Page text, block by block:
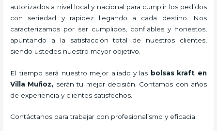
autorizados a nivel local y nacional para cumplir los pedidos
con seriedad y rapidez llegando a cada destino. Nos
caracterizamos por ser cumplidos, confiables y honestos,
apuntando a la satisfacción total de nuestros clientes,
siendo ustedes nuestro mayor objetivo.
El tiempo será nuestro mejor aliado y las bolsas kraft en
Villa Muñoz, serán tu mejor decisión. Contamos con años
de experiencia y clientes satisfechos.
Contáctanos para trabajar con profesionalismo y eficacia.